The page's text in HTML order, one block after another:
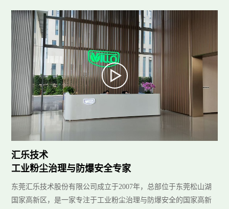
除尘耗材及部件
汇乐技术
工业粉尘治理与防爆安全专家
东莞汇乐技术股份有限公司成立于2007年，总部位于东莞松山湖
国家高新区，是一家专注于工业粉尘治理与防爆安全的国家高新